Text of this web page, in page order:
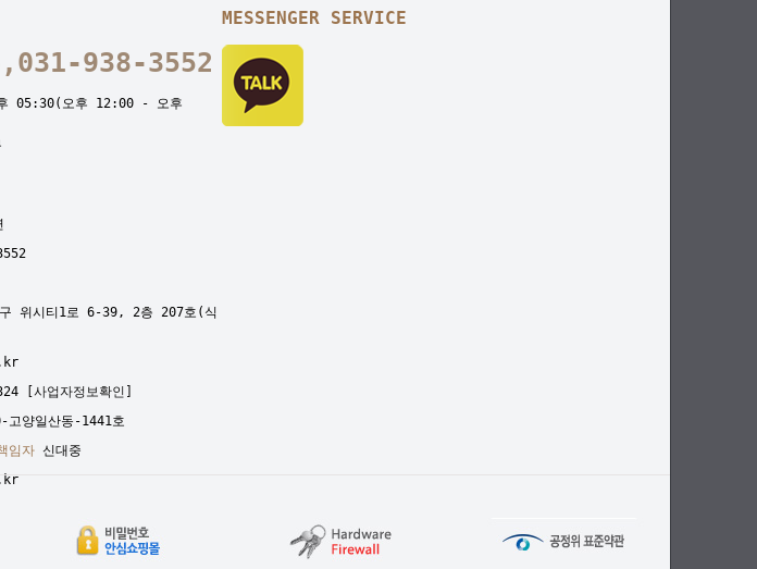
938-3552
05:30(오후 12:00 - 오후
위시티1로 6-39, 2층 207호(식
[사업자정보확인]
고양일산동-1441호
임자 신대중
MESSENGER SERVICE